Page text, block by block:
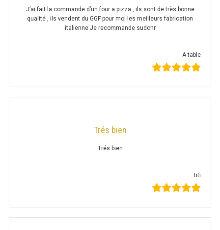
PROFONDEUR 300 VITRÉE
RÉFRIGÉRATEUR
RÉFRIGÉRATEUR VITRÉ
RÉFRIGÉRATEUR POISSON
J’ai fait la commande d’un four a pizza , ils sont de très bonne
qualité , ils vendent du GGF pour moi les meilleurs fabrication
italienne Je recommande sudchr
A table
Trés bien
Trés bien
titi